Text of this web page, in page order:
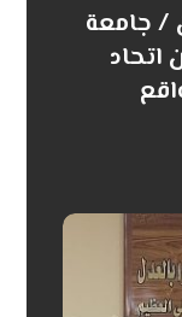
/ جامعة
اتحاد